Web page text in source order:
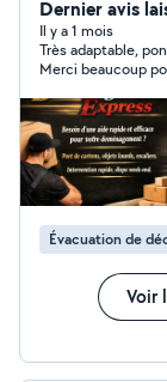
Dernier avis
Il y a 1 mois
Très adaptable,
Merci beaucoup
Évacuation de
Voir